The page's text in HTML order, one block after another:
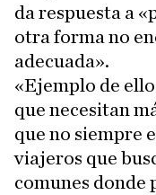
da respuesta a
otra forma no
adecuada».
«Ejemplo de
que necesitan
que no siempre
viajeros que
comunes donde